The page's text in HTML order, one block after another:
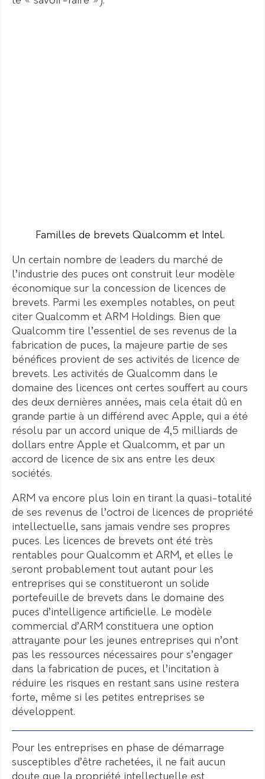
Familles de brevets Qualcomm et Intel.
Un certain nombre de leaders du marché de
l’industrie des puces ont construit leur modèle
économique sur la concession de licences de
brevets. Parmi les exemples notables, on peut
citer Qualcomm et ARM Holdings. Bien que
Qualcomm tire l’essentiel de ses revenus de la
fabrication de puces, la majeure partie de ses
bénéfices provient de ses activités de licence de
brevets. Les activités de Qualcomm dans le
domaine des licences ont certes souffert au cours
des deux dernières années, mais cela était dû en
grande partie à un différend avec Apple, qui a été
résolu par un accord unique de 4,5 milliards de
dollars entre Apple et Qualcomm, et par un
accord de licence de six ans entre les deux
sociétés.
ARM va encore plus loin en tirant la quasi-totalité
de ses revenus de l’octroi de licences de propriété
intellectuelle, sans jamais vendre ses propres
puces. Les licences de brevets ont été très
rentables pour Qualcomm et ARM, et elles le
seront probablement tout autant pour les
entreprises qui se constitueront un solide
portefeuille de brevets dans le domaine des
puces d’intelligence artificielle. Le modèle
commercial d’ARM constituera une option
attrayante pour les jeunes entreprises qui n’ont
pas les ressources nécessaires pour s’engager
dans la fabrication de puces, et l’incitation à
réduire les risques en restant sans usine restera
forte, même si les petites entreprises se
développent.
Pour les entreprises en phase de démarrage
susceptibles d’être rachetées, il ne fait aucun
doute que la propriété intellectuelle est